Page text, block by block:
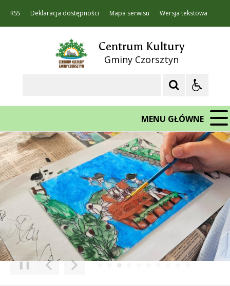
RSS Deklaracja dostępności Mapa serwisu Wersja tekstowa
Centrum Kultury
Gminy Czorsztyn
MENU GŁÓWNE
Poprzedni Element
Następny Element
❚❚